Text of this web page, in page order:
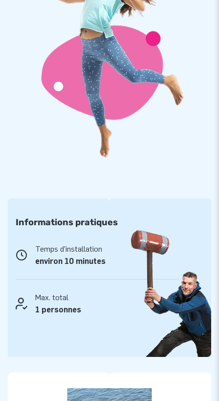
Informations pratiques
Temps d'installation
environ 10 minutes
Max. total
1 personnes